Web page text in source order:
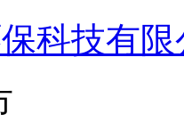
科技有限